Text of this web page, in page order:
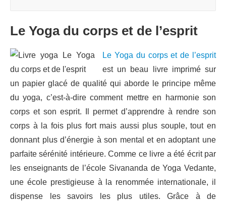
Le Yoga du corps et de l’esprit
Le Yoga du corps et de l’esprit
est un beau livre imprimé sur
un papier glacé de qualité qui aborde le principe même
du yoga, c’est-à-dire comment mettre en harmonie son
corps et son esprit. Il permet d’apprendre à rendre son
corps à la fois plus fort mais aussi plus souple, tout en
donnant plus d’énergie à son mental et en adoptant une
parfaite sérénité intérieure. Comme ce livre a été écrit par
les enseignants de l’école Sivananda de Yoga Vedante,
une école prestigieuse à la renommée internationale, il
dispense les savoirs les plus utiles. Grâce à de